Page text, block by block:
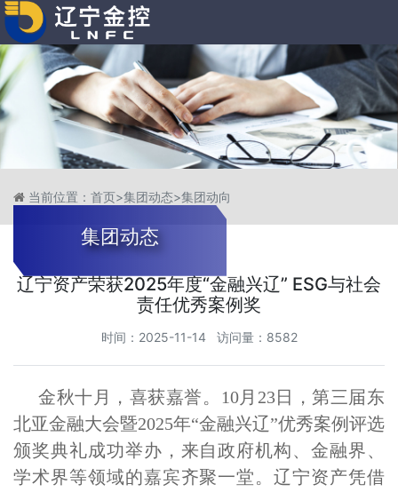
集团动态
当前位置： 首页>集团动态>集团动向
辽宁资产荣获2025年度“金融兴辽” ESG与社会
责任优秀案例奖
时间：2025-11-14 访问量：8582
金秋十月，喜获嘉誉。10月23日，第三届东
北亚金融大会暨2025年“金融兴辽”优秀案例评选
颁奖典礼成功举办，来自政府机构、金融界、
学术界等领域的嘉宾齐聚一堂。辽宁资产凭借